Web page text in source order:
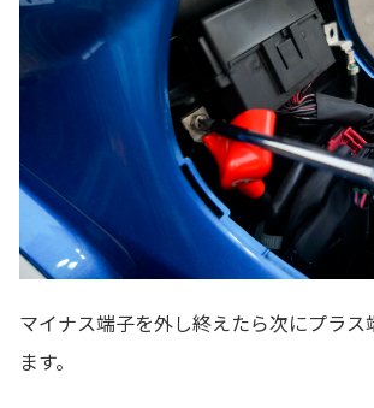
マイナス端子を外し終えたら次にプラス
ます。